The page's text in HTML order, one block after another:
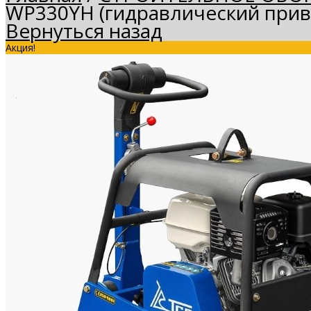
WP330YH (гидравлический
Вернуться назад
Акция!